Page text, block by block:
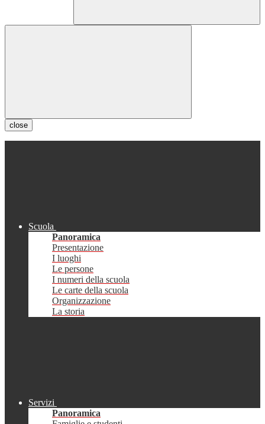
close
Scuola
Panoramica
Presentazione
I luoghi
Le persone
I numeri della scuola
Le carte della scuola
Organizzazione
La storia
Servizi
Panoramica